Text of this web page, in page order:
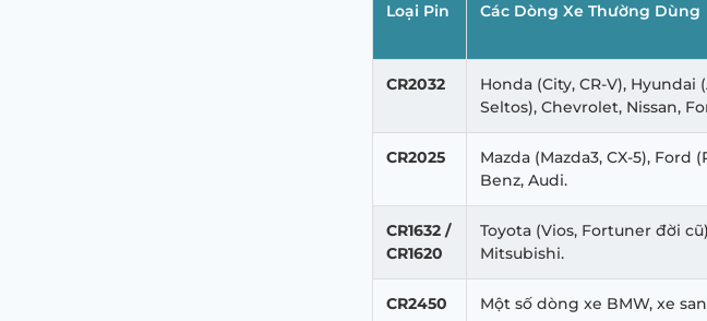
Loại Pin Các Dòng Xe Thường Dùng
CR2032
Honda (City, CR-V), Hyundai
Seltos), Chevrolet, Nissan,
CR2025
Mazda (Mazda3, CX-5), Ford
Benz, Audi.
CR1632 /
CR1620
Toyota (Vios, Fortuner đời
Mitsubishi.
CR2450 Một số dòng xe BMW, xe